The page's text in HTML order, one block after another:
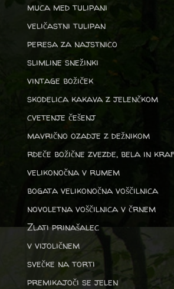
muca med tulipani
veličastni tulipan
peresa za najstnico
slimline snežinki
vintage božiček
skodelica kakava z jelenčkom
cvetenje češenj
mavrično ozadje z dežnikom
rdeče božične zvezde, bela in
velikonočna v rumem
bogata velikonočna voščilnica
novoletna voščilnica v črnem
Zlati prinašalec
v vijoličnem
svečke na torti
premikajoči se jelen